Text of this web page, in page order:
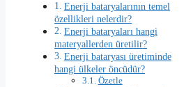
Enerji bataryalarının temel
özellikleri nelerdir?
Enerji bataryaları hangi
materyallerden üretilir?
Enerji bataryası üretiminde
hangi ülkeler öncüdür?
Özetle